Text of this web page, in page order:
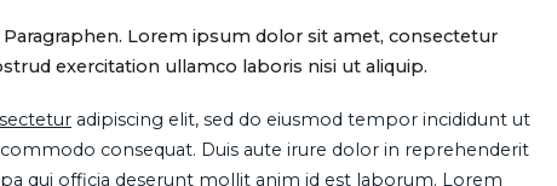
Lorem ipsum dolor sit amet, consectetur
exercitation ullamco laboris nisi ut aliquip.
adipiscing elit, sed do eiusmod tempor incididunt ut
consequat. Duis aute irure dolor in reprehenderit
qui officia deserunt mollit anim id est laborum. Lorem